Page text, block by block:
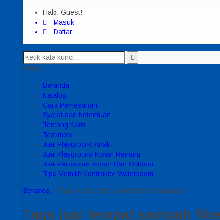
Halo, Guest!
Masuk
Daftar
MENU
Beranda
Katalog
Cara Pemesanan
Syarat dan Ketentuan
Tentang Kami
Testimoni
Jual Playground Anak
Jual Playground Kolam Renang
Jual Perosotan Indoor Dan Outdoor
Tips Memilih Kontraktor Waterboom
Beranda » Tags "jual tempat sampah fiber bandung"
Tags jual tempat sampah